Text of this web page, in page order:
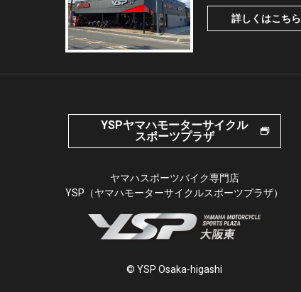
詳しくはこちら
YSPヤマハモーターサイクル
スポーツプラザ
ヤマハスポーツバイク専門店
YSP（ヤマハモーターサイクルスポーツプラザ）
© YSP Osaka-higashi